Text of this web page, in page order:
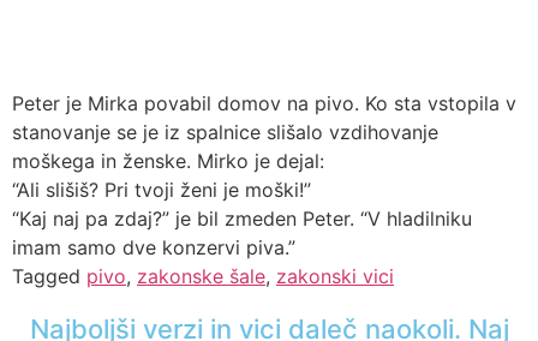
Peter je Mirka povabil domov na pivo. Ko sta vstopila v
stanovanje se je iz spalnice slišalo vzdihovanje
moškega in ženske. Mirko je dejal:
“Ali slišiš? Pri tvoji ženi je moški!”
“Kaj naj pa zdaj?” je bil zmeden Peter. “V hladilniku
imam samo dve konzervi piva.”
Tagged pivo, zakonske šale, zakonski vici
Najboljši verzi in vici daleč naokoli. Naj